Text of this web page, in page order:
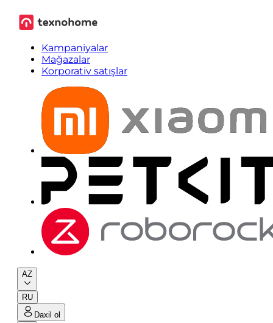
Kampaniyalar
Mağazalar
Korporativ satışlar
AZ
RU
Daxil ol